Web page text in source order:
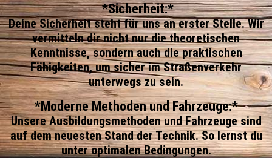
⁠*Sicherheit:*
Deine Sicherheit steht für uns an erster Stelle. Wir
vermitteln dir nicht nur die theoretischen
Kenntnisse, sondern auch die praktischen
Fähigkeiten, um sicher im Straßenverkehr
unterwegs zu sein.
*Moderne Methoden und Fahrzeuge:*
Unsere Ausbildungsmethoden und Fahrzeuge sind
auf dem neuesten Stand der Technik. So lernst du
unter optimalen Bedingungen.